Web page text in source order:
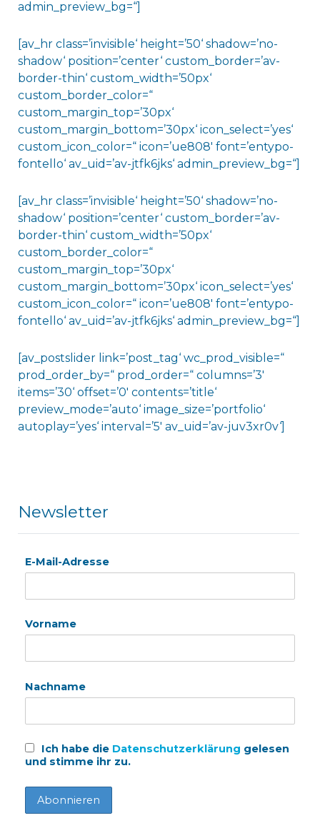
admin_preview_bg=“]
[av_hr class=’invisible‘ height=’50‘ shadow=’no-
shadow‘ position=’center‘ custom_border=’av-
border-thin‘ custom_width=’50px‘
custom_border_color=“
custom_margin_top=’30px‘
custom_margin_bottom=’30px‘ icon_select=’yes‘
custom_icon_color=“ icon=’ue808′ font=’entypo-
fontello‘ av_uid=’av-jtfk6jks‘ admin_preview_bg=“]
[av_hr class=’invisible‘ height=’50‘ shadow=’no-
shadow‘ position=’center‘ custom_border=’av-
border-thin‘ custom_width=’50px‘
custom_border_color=“
custom_margin_top=’30px‘
custom_margin_bottom=’30px‘ icon_select=’yes‘
custom_icon_color=“ icon=’ue808′ font=’entypo-
fontello‘ av_uid=’av-jtfk6jks‘ admin_preview_bg=“]
[av_postslider link=’post_tag‘ wc_prod_visible=“
prod_order_by=“ prod_order=“ columns=’3′
items=’30‘ offset=’0′ contents=’title‘
preview_mode=’auto‘ image_size=’portfolio‘
autoplay=’yes‘ interval=’5′ av_uid=’av-juv3xr0v‘]
Newsletter
E-Mail-Adresse
Vorname
Nachname
Ich habe die Datenschutzerklärung gelesen
und stimme ihr zu.